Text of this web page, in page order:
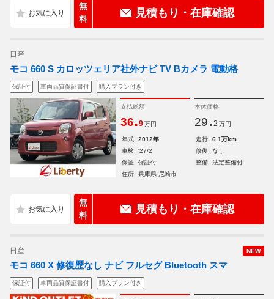
無
料
見積もり・在庫確認
日産
モコ 660 S カロッツェリア社外ナビ TV Bカメラ 電動格
保証付 車両品質保証書付 購入プラン付き
支払総額
36.9 万円
本体価格
29. 2 万円
年式 2012年 走行
6.1万km
車検
'27/2 修復
なし
保証
保証付 整備
法定整備付
住所
兵庫県 尼崎市
無
料
見積もり・在庫確認
NEW
日産
モコ 660 X 修復歴なし ナビ フルセグ Bluetooth スマ
保証付 車両品質保証書付 購入プラン付き